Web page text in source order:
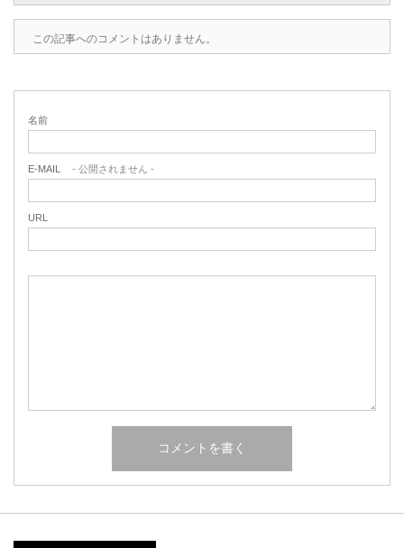
この記事へのコメントはありません。
名前
E-MAIL - 公開されません -
URL